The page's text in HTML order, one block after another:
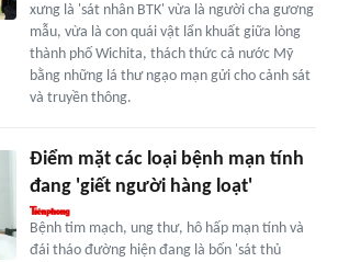
xưng là 'sát nhân BTK' vừa là người cha gương
mẫu, vừa là con quái vật lẩn khuất giữa lòng
thành phố Wichita, thách thức cả nước Mỹ
bằng những lá thư ngạo mạn gửi cho cảnh sát
và truyền thông.
Điểm mặt các loại bệnh mạn tính
đang 'giết người hàng loạt'
Bệnh tim mạch, ung thư, hô hấp mạn tính và
đái tháo đường hiện đang là bốn 'sát thủ